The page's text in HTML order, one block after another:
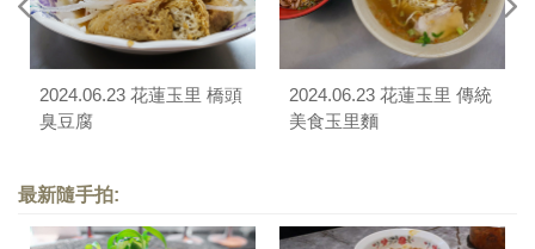
2024.06.23 花蓮玉里 橋頭
臭豆腐
2024.06.23 花蓮玉里 傳統
美食玉里麵
最新隨手拍: